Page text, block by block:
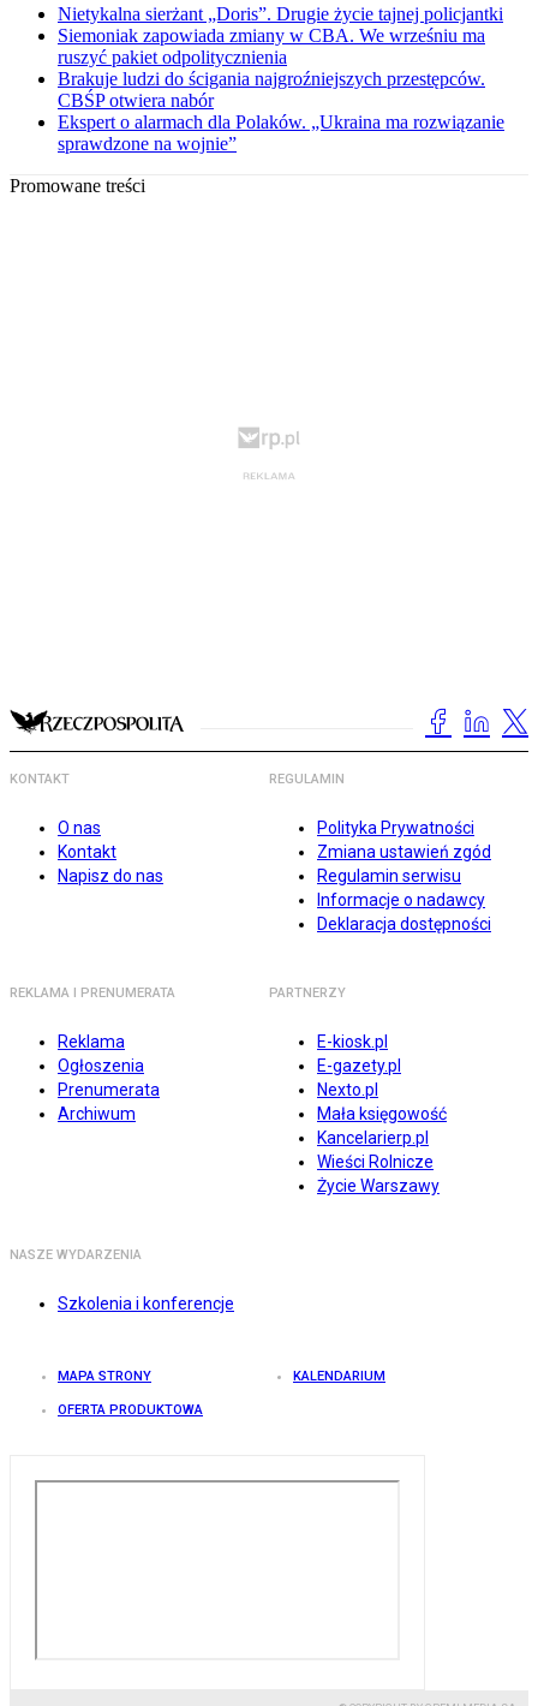
Nietykalna sierżant „Doris”. Drugie życie tajnej policjantki
Siemoniak zapowiada zmiany w CBA. We wrześniu ma
ruszyć pakiet odpolitycznienia
Brakuje ludzi do ścigania najgroźniejszych przestępców.
CBŚP otwiera nabór
Ekspert o alarmach dla Polaków. „Ukraina ma rozwiązanie
sprawdzone na wojnie”
Promowane treści
KONTAKT
O nas
Kontakt
Napisz do nas
REGULAMIN
Polityka Prywatności
Zmiana ustawień zgód
Regulamin serwisu
Informacje o nadawcy
Deklaracja dostępności
REKLAMA I PRENUMERATA
Reklama
Ogłoszenia
Prenumerata
Archiwum
PARTNERZY
E-kiosk.pl
E-gazety.pl
Nexto.pl
Mała księgowość
Kancelarierp.pl
Wieści Rolnicze
Życie Warszawy
NASZE WYDARZENIA
Szkolenia i konferencje
MAPA STRONY KALENDARIUM
OFERTA PRODUKTOWA